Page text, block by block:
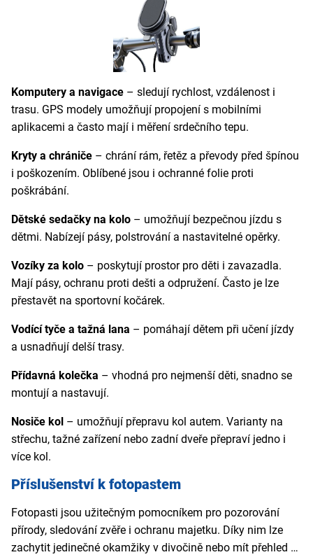
Komputery a navigace – sledují rychlost, vzdálenost i
trasu. GPS modely umožňují propojení s mobilními
aplikacemi a často mají i měření srdečního tepu.
Kryty a chrániče – chrání rám, řetěz a převody před špínou
i poškozením. Oblíbené jsou i ochranné folie proti
poškrábání.
Dětské sedačky na kolo – umožňují bezpečnou jízdu s
dětmi. Nabízejí pásy, polstrování a nastavitelné opěrky.
Vozíky za kolo – poskytují prostor pro děti i zavazadla.
Mají pásy, ochranu proti dešti a odpružení. Často je lze
přestavět na sportovní kočárek.
Vodící tyče a tažná lana – pomáhají dětem při učení jízdy
a usnadňují delší trasy.
Přídavná kolečka – vhodná pro nejmenší děti, snadno se
montují a nastavují.
Nosiče kol – umožňují přepravu kol autem. Varianty na
střechu, tažné zařízení nebo zadní dveře přepraví jedno i
více kol.
Příslušenství k fotopastem
Fotopasti jsou užitečným pomocníkem pro pozorování
přírody, sledování zvěře i ochranu majetku. Díky nim lze
zachytit jedinečné okamžiky v divočině nebo mít přehled o